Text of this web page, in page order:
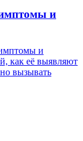
и
и
как её выявляют
вызывать